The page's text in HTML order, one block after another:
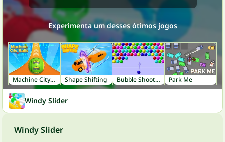
Experimenta um desses ótimos jogos
Machine City Balls Shape Shifting Bubble Shooter Park Me
Windy Slider
Windy Slider